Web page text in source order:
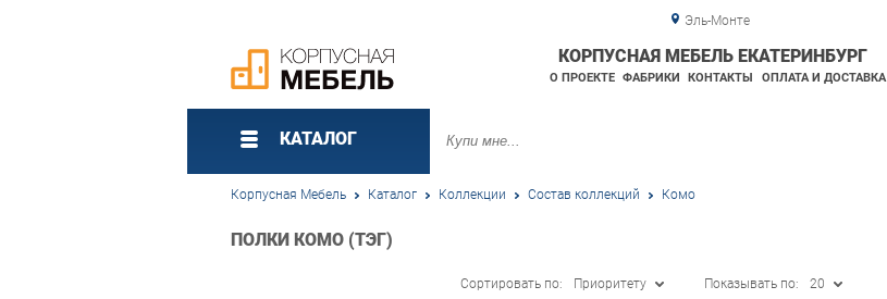
Эль-Монте
КОРПУСНАЯ МЕБЕЛЬ ЕКАТЕРИНБУРГ
О ПРОЕКТЕ ФАБРИКИ КОНТАКТЫ ОПЛАТА И ДОСТАВКА
КАТАЛОГ
Корпусная Мебель Каталог Коллекции Состав коллекций Комо
ПОЛКИ КОМО (ТЭГ)
Сортировать по: Приоритету Показывать по: 20